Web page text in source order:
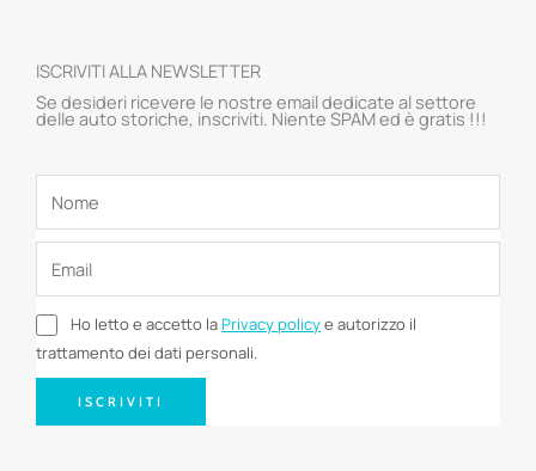
ISCRIVITI ALLA NEWSLETTER
Se desideri ricevere le nostre email dedicate al settore
delle auto storiche, inscriviti. Niente SPAM ed è gratis !!!
Ho letto e accetto laPrivacy policye autorizzo il
trattamento dei dati personali.
ISCRIVITI